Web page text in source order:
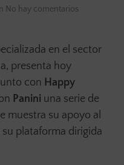
No hay comentarios
en el sector
presenta hoy
con Happy
Panini una serie de
muestra su apoyo al
plataforma dirigida